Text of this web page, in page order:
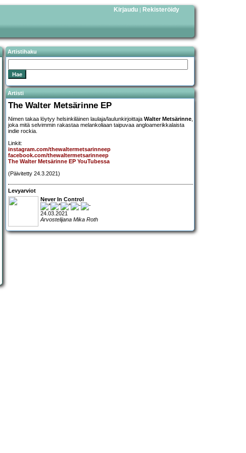
Kirjaudu | Rekisteröidy
Artistihaku
Artisti
The Walter Metsärinne EP
Nimen takaa löytyy helsinkiläinen laulaja/laulunkirjoittaja Walter Metsärinne,
joka mitä selvimmin rakastaa melankoliaan taipuvaa angloamerikkalaista
indie rockia.
Linkit:
instagram.com/thewaltermetsarinneep
facebook.com/thewaltermetsarinneep
The Walter Metsärinne EP YouTubessa
(Päivitetty 24.3.2021)
Levyarviot
Never In Control
24.03.2021
Arvostelijana Mika Roth